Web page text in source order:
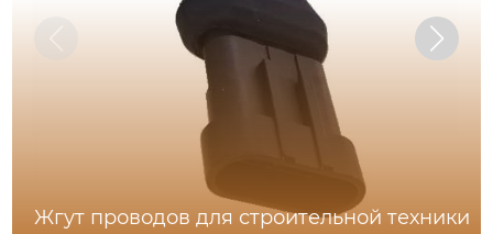
Жгут проводов для строительной техники